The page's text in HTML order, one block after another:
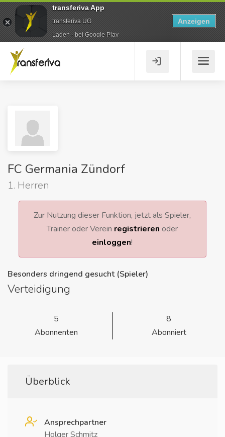
FC Germania Zündorf
1. Herren
Zur Nutzung dieser Funktion, jetzt als Spieler,
Trainer oder Verein registrieren oder
einloggen!
Besonders dringend gesucht (Spieler)
Verteidigung
5
Abonnenten
8
Abonniert
Überblick
Ansprechpartner
Holger Schmitz
transferiva App
transferiva UG
Laden - bei Google Play
Anzeigen